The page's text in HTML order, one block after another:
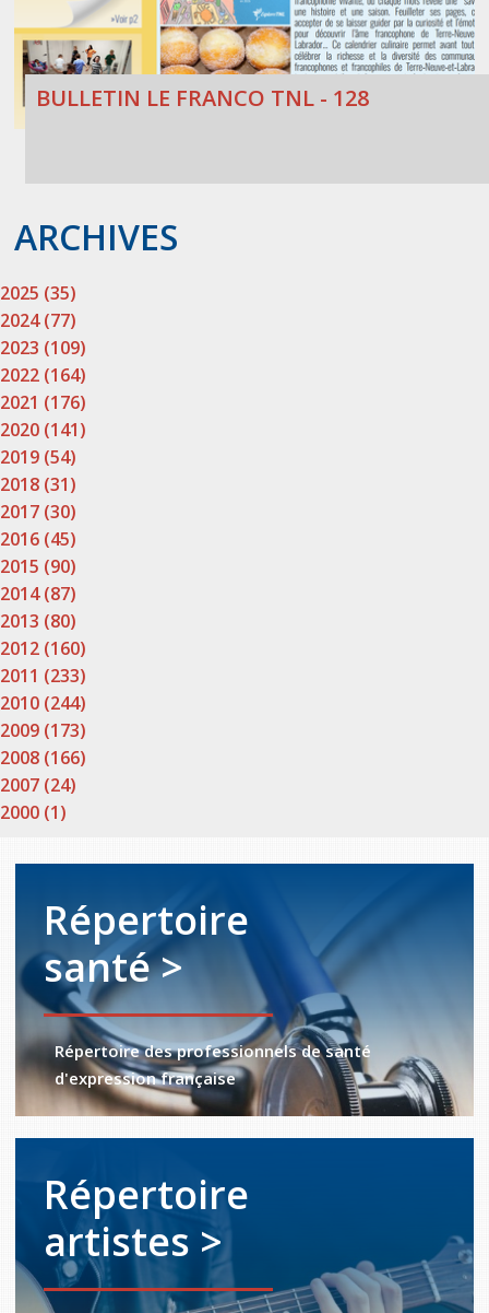
BULLETIN LE FRANCO TNL - 128
ARCHIVES
2025 (35)
2024 (77)
2023 (109)
2022 (164)
2021 (176)
2020 (141)
2019 (54)
2018 (31)
2017 (30)
2016 (45)
2015 (90)
2014 (87)
2013 (80)
2012 (160)
2011 (233)
2010 (244)
2009 (173)
2008 (166)
2007 (24)
2000 (1)
Répertoire
santé >
Répertoire des professionnels de santé
d'expression française
Répertoire
artistes >